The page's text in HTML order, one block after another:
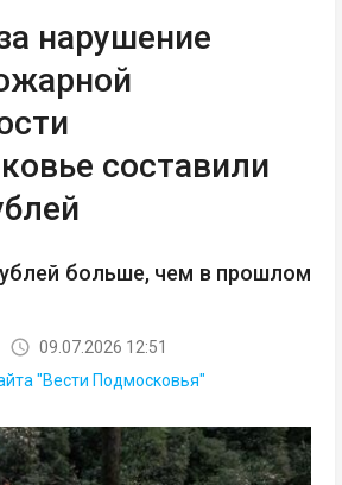
нарушение
составили
больше, чем в прошлом
09.07.2026 12:51
"Вести Подмосковья"